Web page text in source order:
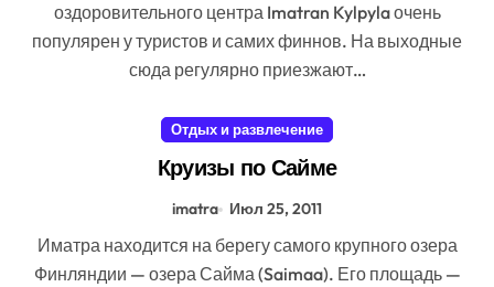
оздоровительного центра Imatran Kylpyla очень
популярен у туристов и самих финнов. На выходные
сюда регулярно приезжают…
Отдых и развлечение
Круизы по Сайме
imatra Июл 25, 2011
Иматра находится на берегу самого крупного озера
Финляндии — озера Сайма (Saimaa). Его площадь —